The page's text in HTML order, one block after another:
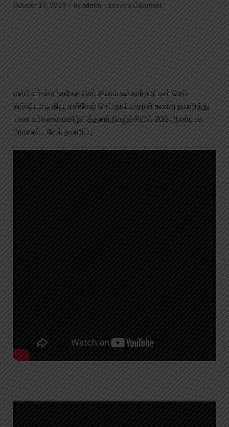
October 19, 2019 - byadmin - Leave a Comment
எஸ் ர் எம் ல் சர்வதேச செப் தினம் கத்தார் நாட்டின் செப்
கார்ஷியா டி கியூ சன்சேஷ் செப் தாமோதரன் உணவு தயாரித்து
மாணவர்களை மகிழ்வித்தனர்.நிகழ்ச்சியில் 20ம் ஆண்டாக
பிரமாண்ட கேக் தயாரிப்பு